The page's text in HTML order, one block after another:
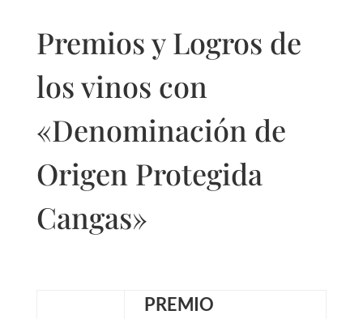
Premios y Logros de
los vinos con
«Denominación de
Origen Protegida
Cangas»
PREMIO